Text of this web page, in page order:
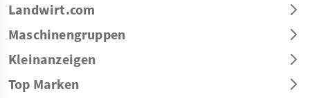
Landwirt.com
Maschinengruppen
Kleinanzeigen
Top Marken